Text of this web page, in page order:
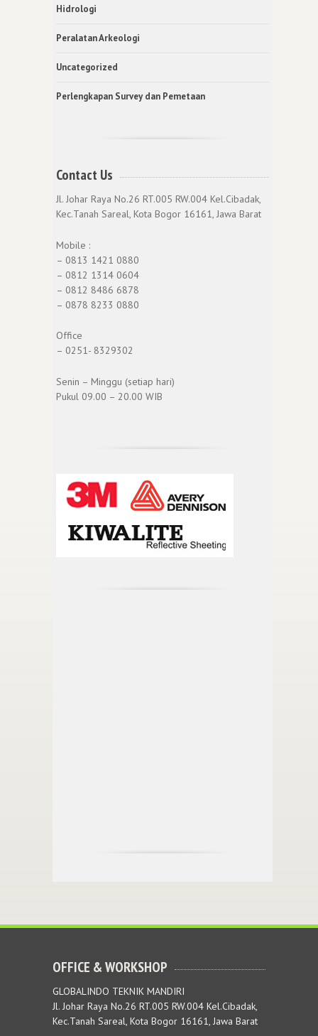
Hidrologi
Peralatan Arkeologi
Uncategorized
Perlengkapan Survey dan Pemetaan
Contact Us
Jl. Johar Raya No.26 RT.005 RW.004 Kel.Cibadak,
Kec.Tanah Sareal, Kota Bogor 16161, Jawa Barat
Mobile :
– 0813 1421 0880
– 0812 1314 0604
– 0812 8486 6878
– 0878 8233 0880
Office
– 0251- 8329302
Senin – Minggu (setiap hari)
Pukul 09.00 – 20.00 WIB
OFFICE & WORKSHOP
GLOBALINDO TEKNIK MANDIRI
Jl. Johar Raya No.26 RT.005 RW.004 Kel.Cibadak,
Kec.Tanah Sareal, Kota Bogor 16161, Jawa Barat